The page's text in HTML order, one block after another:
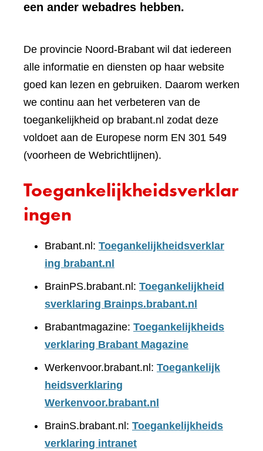
een ander webadres hebben.
De provincie Noord-Brabant wil dat iedereen
alle informatie en diensten op haar website
goed kan lezen en gebruiken. Daarom werken
we continu aan het verbeteren van de
toegankelijkheid op brabant.nl zodat deze
voldoet aan de Europese norm EN 301 549
(voorheen de Webrichtlijnen).
Toegankelijkheidsverklar
ingen
Brabant.nl: Toegankelijkheidsverklar
ing brabant.nl
BrainPS.brabant.nl: Toegankelijkheid
sverklaring Brainps.brabant.nl
Brabantmagazine: Toegankelijkheids
verklaring Brabant Magazine
Werkenvoor.brabant.nl: Toegankelijk
heidsverklaring
Werkenvoor.brabant.nl
BrainS.brabant.nl: Toegankelijkheids
verklaring intranet